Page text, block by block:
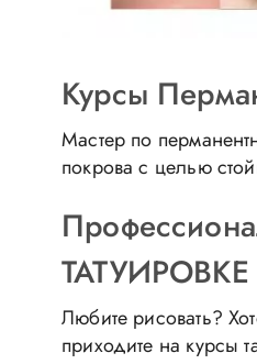
Курсы
Мастер по
покрова с целью
ТАТУИРОВКЕ
Любите рисовать?
приходите на курсы